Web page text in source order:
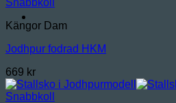
Snabbkoll
Kängor Dam
Jodhpur fodrad HKM
669 kr
Snabbkoll